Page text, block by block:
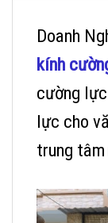
Doanh
kính
cường
lực cho
trung